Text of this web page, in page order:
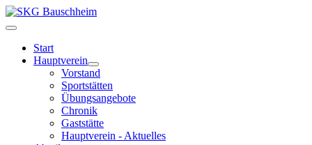
Start
Hauptverein
Vorstand
Sportstätten
Übungsangebote
Chronik
Gaststätte
Hauptverein - Aktuelles